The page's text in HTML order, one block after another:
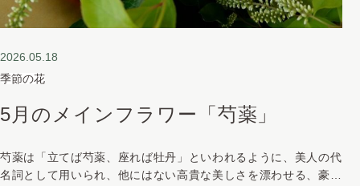
2026.05.18
季節の花
5月のメインフラワー「芍薬」
芍薬は「立てば芍薬、座れば牡丹」といわれるように、美人の代
名詞として用いられ、他にはない高貴な美しさを漂わせる、豪華